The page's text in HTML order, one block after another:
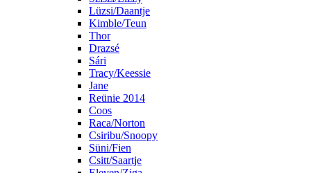
Lüzsi/Daantje
Kimble/Teun
Thor
Drazsé
Sári
Tracy/Keessie
Jane
Reünie 2014
Coos
Raca/Norton
Csiribu/Snoopy
Süni/Fien
Csitt/Saartje